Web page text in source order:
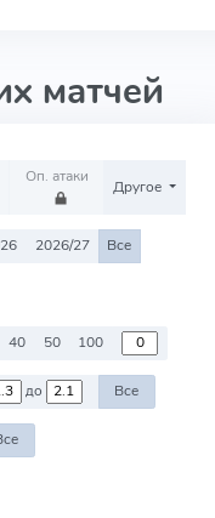
матчей
Оп. атаки
Другое
2026/27 Все
40 50 100
до Все